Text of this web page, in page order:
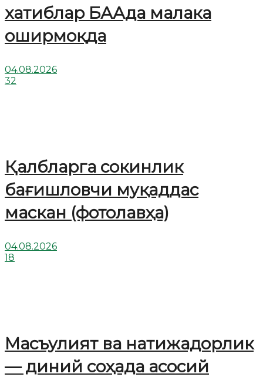
хатиблар БААда малака
оширмоқда
04.08.2026
32
Қалбларга сокинлик
бағишловчи муқаддас
маскан (фотолавҳа)
04.08.2026
18
Масъулият ва натижадорлик
— диний соҳада асосий